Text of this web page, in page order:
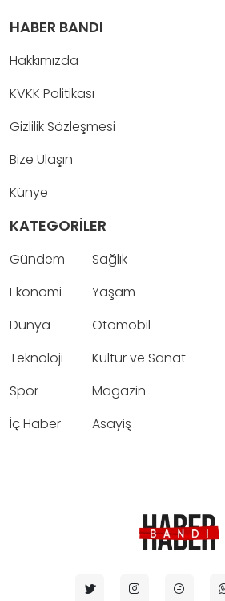
HABER BANDI
Hakkımızda
KVKK Politikası
Gizlilik Sözleşmesi
Bize Ulaşın
Künye
KATEGORİLER
Gündem
Ekonomi
Dünya
Teknoloji
Spor
İç Haber
Sağlık
Yaşam
Otomobil
Kültür ve Sanat
Magazin
Asayiş